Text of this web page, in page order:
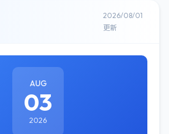
2026/08/01
更新
AUG
03
2026